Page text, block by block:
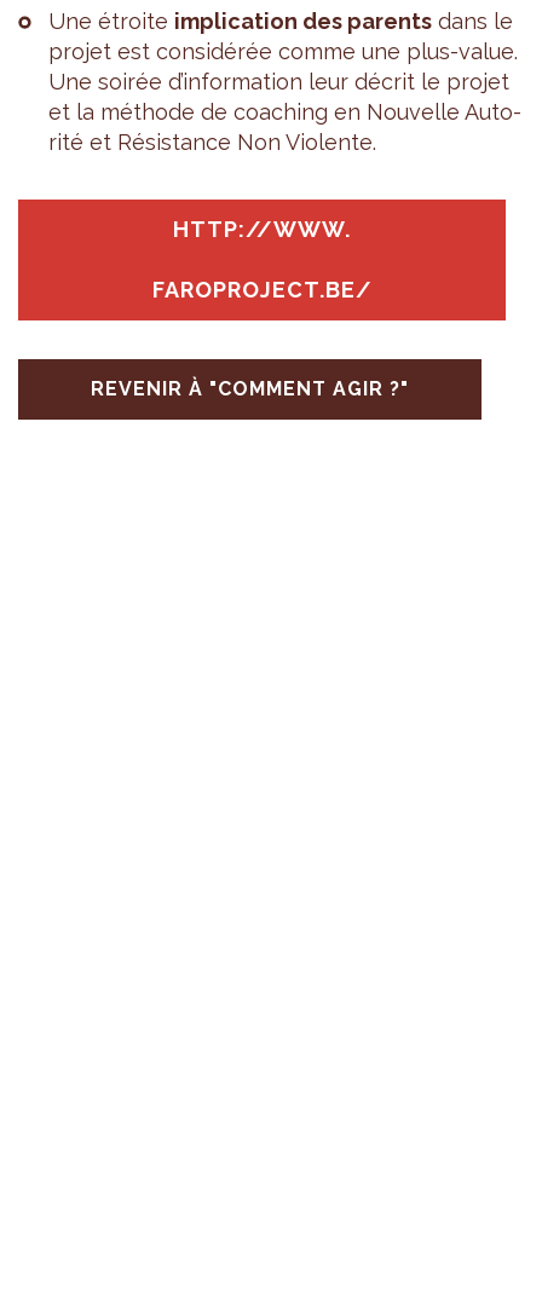
Une étroite impli­ca­tion des parents dans le
pro­jet est consi­dé­rée comme une plus-value.
Une soi­rée d’in­for­ma­tion leur décrit le pro­jet
et la méthode de coa­ching en Nou­velle Auto­
rité et Résis­tance Non Vio­lente.
HTTP://​WWW.​
FAROPROJECT.​BE/
REVENIR À "COMMENT AGIR ?"